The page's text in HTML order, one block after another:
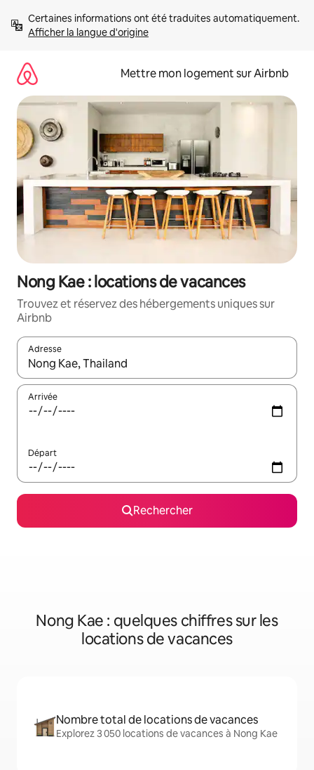
directement
Afficher la langue d'origine
Mettre mon logement sur Airbnb
Nong Kae : locations de vacances
Trouvez et réservez des hébergements uniques sur
Airbnb
Adresse
Lorsque les résultats s'affichent, utilisez les flèches vers le
Arrivée
Départ
Rechercher
Nong Kae : quelques chiffres sur les
locations de vacances
Nombre total de locations de vacances
Explorez 3 050 locations de vacances à Nong Kae